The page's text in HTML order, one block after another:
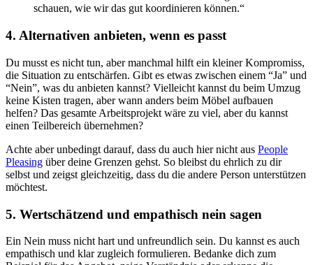
schauen, wie wir das gut koordinieren können.“
4. Alternativen anbieten, wenn es passt
Du musst es nicht tun, aber manchmal hilft ein kleiner Kompromiss,
die Situation zu entschärfen. Gibt es etwas zwischen einem “Ja” und
“Nein”, was du anbieten kannst? Vielleicht kannst du beim Umzug
keine Kisten tragen, aber wann anders beim Möbel aufbauen
helfen? Das gesamte Arbeitsprojekt wäre zu viel, aber du kannst
einen Teilbereich übernehmen?
Achte aber unbedingt darauf, dass du auch hier nicht aus People
Pleasing über deine Grenzen gehst. So bleibst du ehrlich zu dir
selbst und zeigst gleichzeitig, dass du die andere Person unterstützen
möchtest.
5. Wertschätzend und empathisch nein sagen
Ein Nein muss nicht hart und unfreundlich sein. Du kannst es auch
empathisch und klar zugleich formulieren. Bedanke dich zum